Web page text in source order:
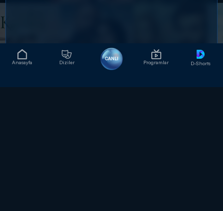
Anasayfa Diziler
CANLI
Programlar D-Shorts